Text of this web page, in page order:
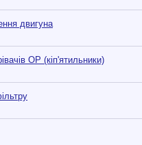
двигуна
ОР (кіп'ятильники)